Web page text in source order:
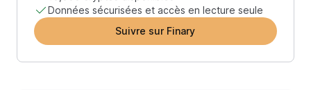
Données sécurisées et accès en lecture seule
Suivre sur Finary